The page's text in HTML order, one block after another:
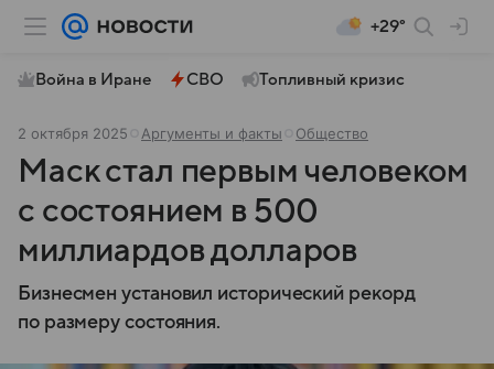
+29°
Война в Иране СВО Топливный кризис
2 октября 2025 Аргументы и факты Общество
Маск стал первым человеком
с состоянием в 500
миллиардов долларов
Бизнесмен установил исторический рекорд
по размеру состояния.